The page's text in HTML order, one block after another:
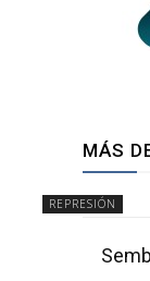
MÁS
REPRESIÓN